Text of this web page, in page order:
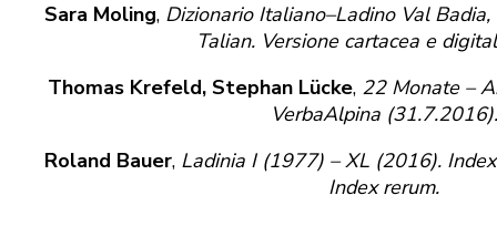
Sara Moling, Dizionario Italiano–Ladino Val
Talian. Versione cartacea e
Thomas Krefeld, Stephan Lücke, 22 Monate –
VerbaAlpina (31.7.2016).
Roland Bauer, Ladinia I (1977) – XL (2016).
Index rerum.